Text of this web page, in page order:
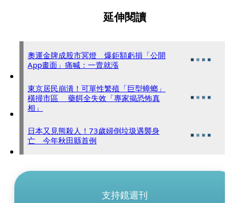
延伸閱讀
奧運金牌成股市冥燈 爆鉅額虧損「公開
App畫面」痛喊：一賣就漲
東京居民崩潰！可單性繁殖「巨型蟑螂」
橫掃市區 藥餌全失效「專家揭恐怖真
相」
日本又見熊殺人！73歲婦倒垃圾遇襲身
亡 今年秋田縣首例
支持鏡週刊